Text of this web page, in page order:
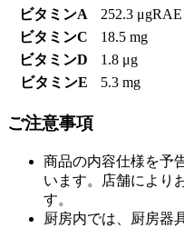
ビタミンA
252.3 μgRAE
ビタミンC
18.5 mg
ビタミンD
1.8 μg
ビタミンE
5.3 mg
ご注意事項
商品の内容仕様を予
います。店舗により
す。
厨房内では、厨房器